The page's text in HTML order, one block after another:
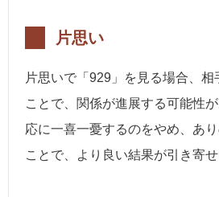
片思い
片思いで「929」を見る場合、
ことで、関係が進展する可能性
応に一喜一憂するのをやめ、あ
ことで、より良い結果が引き寄せ